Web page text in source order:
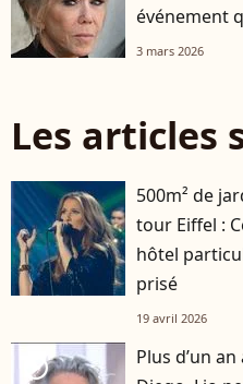
événement
3 mars 2026
Les articles
500m² de
tour Eiffel :
hôtel
prisé
19 avril 2026
player2
Plus d’un